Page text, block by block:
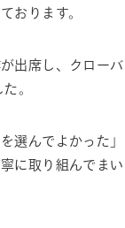
おります。
出席し、クローバ
。
選んでよかった」
に取り組んでまい